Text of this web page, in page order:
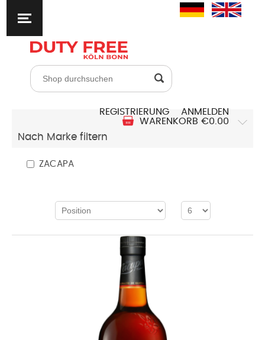
REGISTRIERUNG
ANMELDEN
WARENKORB €0.00
Nach Marke filtern
ZACAPA